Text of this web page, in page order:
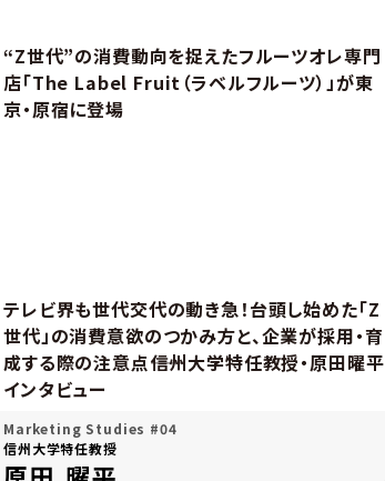
“Z世代”の消費動向を捉えたフルーツオレ専門
店「The Label Fruit（ラベルフルーツ）」が東
京・原宿に登場
テレビ界も世代交代の動き急！台頭し始めた「Z
世代」の消費意欲のつかみ方と、企業が採用・育
成する際の注意点――信州大学特任教授・原田曜平
インタビュー
Marketing Studies #04
信州大学特任教授